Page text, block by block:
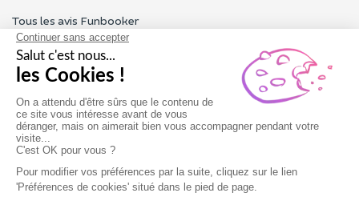
Tous les avis Funbooker
Particuliers, entreprises, professionnels
Notre service client est ouvert du lundi au vendredi de 9h à 18h
Nous contacter